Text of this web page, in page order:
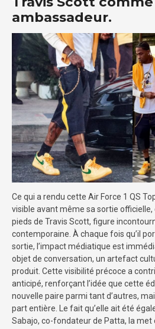
ambassadeur.
Ce qui a rendu cette Air Force 1 QS
visible avant même sa sortie officielle,
pieds de Travis Scott, figure
contemporaine. À chaque fois qu’il
sortie, l’impact médiatique est
objet de conversation, un artefact
produit. Cette visibilité précoce a
anticipé, renforçant l’idée que cette
nouvelle paire parmi tant d’autres,
part entière. Le fait qu’elle ait été
Sabajo, co-fondateur de Patta, la met